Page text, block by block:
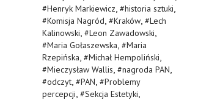
#Henryk Markiewicz, #historia sztuki,
#Komisja Nagród, #Kraków, #Lech
Kalinowski, #Leon Zawadowski,
#Maria Gołaszewska, #Maria
Rzepińska, #Michał Hempoliński,
#Mieczysław Wallis, #nagroda PAN,
#odczyt, #PAN, #Problemy
percepcji, #Sekcja Estetyki,